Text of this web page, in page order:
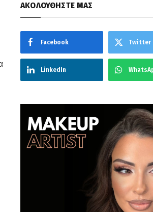
ΑΚΟΛΟΥΘΗΣΤΕ ΜΑΣ
Facebook Twitter
LinkedIn